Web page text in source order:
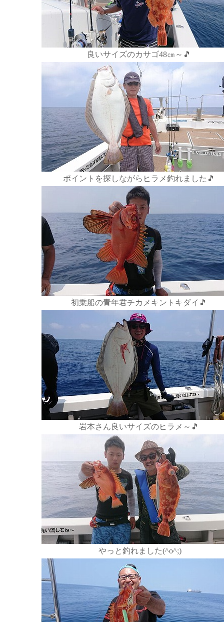
良いサイズのカサゴ48㎝～🎵
ポイントを探しながらヒラメ釣れました🎵
初乗船の青年君チカメキントキダイ🎵
岩本さん良いサイズのヒラメ～🎵
やっと釣れました(^o^;)